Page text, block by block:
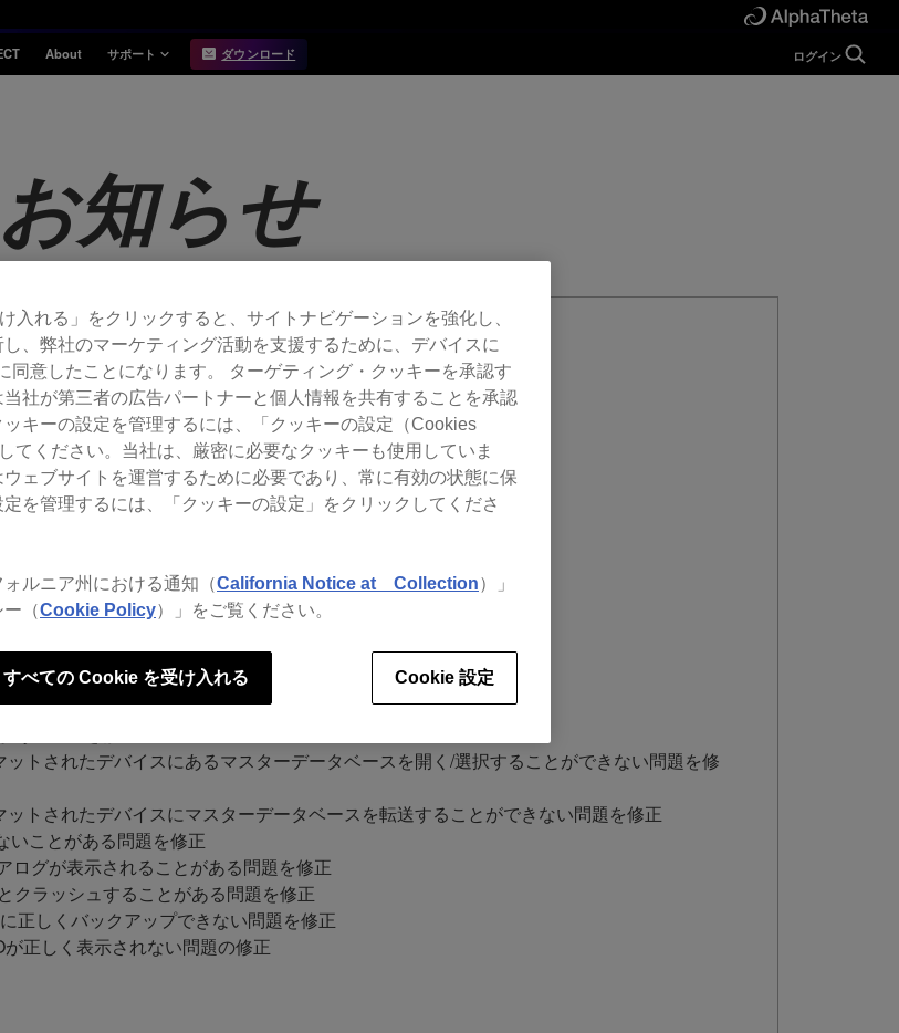
About サポート
リリースノート
Hardware Unlock
機能対応表
USB Export
ダウンロード ログイン
お知らせ
されました。
ルの同期方式を追加
る問題を修正
トされたデバイスにあるマスターデータベースを開く/選択することができない問題を修
トされたデバイスにマスターデータベースを転送することができない問題を修正
いことがある問題を修正
ログが表示されることがある問題を修正
クラッシュすることがある問題を修正
正しくバックアップできない問題を修正
正しく表示されない問題の修正
入れる」をクリックすると、サイトナビゲーションを強化し、
、弊社のマーケティング活動を支援するために、デバイスに
同意したことになります。 ターゲティング・クッキーを承認す
社が第三者の広告パートナーと個人情報を共有することを承認
キーの設定を管理するには、「クッキーの設定（Cookies
てください。当社は、厳密に必要なクッキーも使用していま
ェブサイトを運営するために必要であり、常に有効の状態に保
を管理するには、「クッキーの設定」をクリックしてくださ
ルニア州における通知（California Notice at Collection）」
（Cookie Policy）」をご覧ください。
Cookie 設定
すべての Cookie を受け入れる